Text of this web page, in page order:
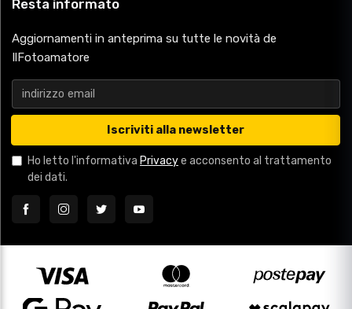
Resta informato
Aggiornamenti in anteprima su tutte le novità de
IlFotoamatore
Iscriviti alla newsletter
Ho letto l'informativa Privacye acconsento al trattamento
dei dati.